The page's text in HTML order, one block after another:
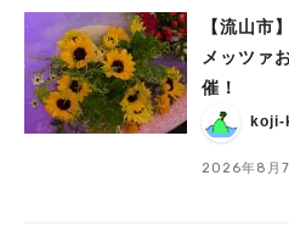
【流山市
メッツァ
催！
koji-
2026年8月7